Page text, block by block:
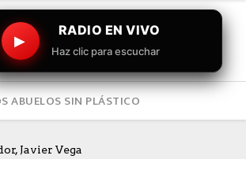
▶
RADIO EN VIVO
Haz clic para escuchar
ABUELOS SIN PLÁSTICO
Javier Vega